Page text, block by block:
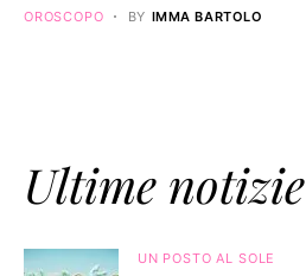
OROSCOPO BY IMMA BARTOLO
Ultime notizie
UN POSTO AL SOLE